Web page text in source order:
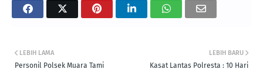
LEBIH BARU
Kasat Lantas Polresta : 10 Hari
LEBIH LAMA
Personil Polsek Muara Tami